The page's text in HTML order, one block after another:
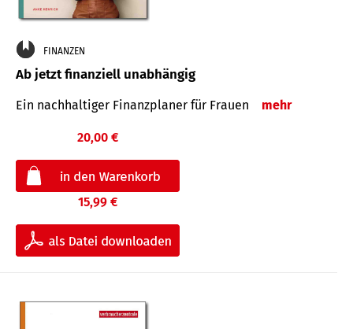
FINANZEN
Ab jetzt finanziell unabhängig
Ein nachhaltiger Finanzplaner für Frauen mehr
20,00 €
15,99 €